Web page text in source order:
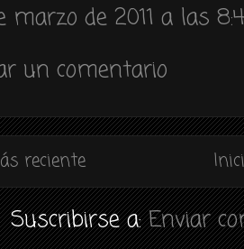
marzo de 2011 a las
un comentario
reciente
Suscribirse a:Enviar